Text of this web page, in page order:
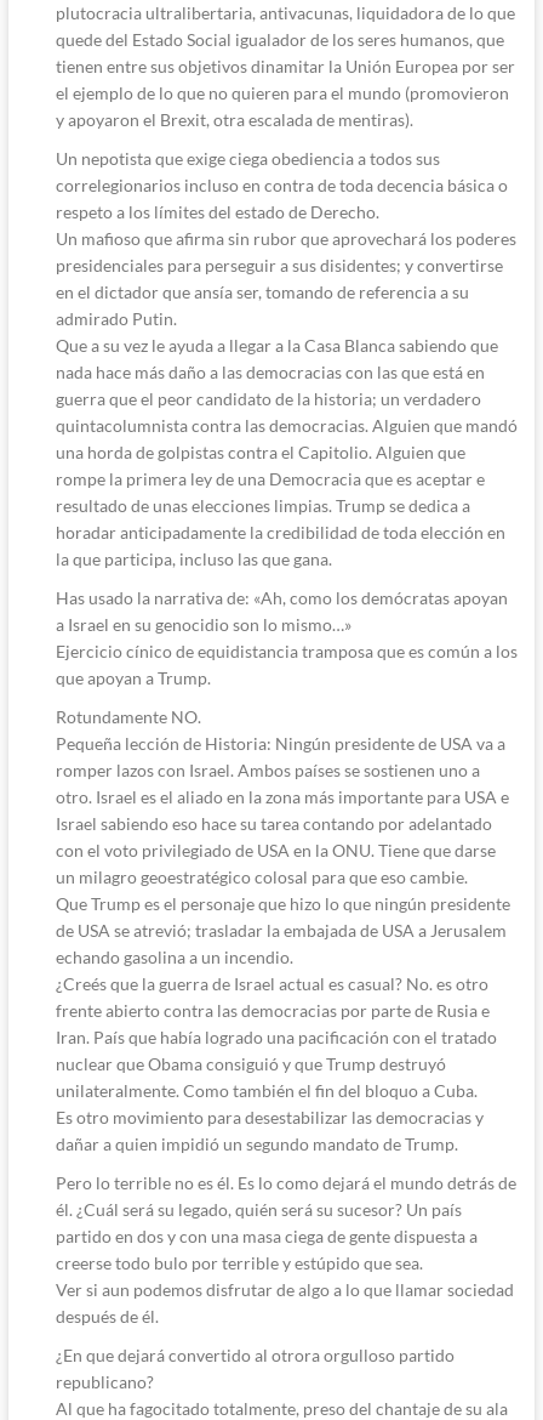
plutocracia ultralibertaria, antivacunas, liquidadora de lo que
quede del Estado Social igualador de los seres humanos, que
tienen entre sus objetivos dinamitar la Unión Europea por ser
el ejemplo de lo que no quieren para el mundo (promovieron
y apoyaron el Brexit, otra escalada de mentiras).
Un nepotista que exige ciega obediencia a todos sus
correlegionarios incluso en contra de toda decencia básica o
respeto a los límites del estado de Derecho.
Un mafioso que afirma sin rubor que aprovechará los poderes
presidenciales para perseguir a sus disidentes; y convertirse
en el dictador que ansía ser, tomando de referencia a su
admirado Putin.
Que a su vez le ayuda a llegar a la Casa Blanca sabiendo que
nada hace más daño a las democracias con las que está en
guerra que el peor candidato de la historia; un verdadero
quintacolumnista contra las democracias. Alguien que mandó
una horda de golpistas contra el Capitolio. Alguien que
rompe la primera ley de una Democracia que es aceptar e
resultado de unas elecciones limpias. Trump se dedica a
horadar anticipadamente la credibilidad de toda elección en
la que participa, incluso las que gana.
Has usado la narrativa de: «Ah, como los demócratas apoyan
a Israel en su genocidio son lo mismo…»
Ejercicio cínico de equidistancia tramposa que es común a los
que apoyan a Trump.
Rotundamente NO.
Pequeña lección de Historia: Ningún presidente de USA va a
romper lazos con Israel. Ambos países se sostienen uno a
otro. Israel es el aliado en la zona más importante para USA e
Israel sabiendo eso hace su tarea contando por adelantado
con el voto privilegiado de USA en la ONU. Tiene que darse
un milagro geoestratégico colosal para que eso cambie.
Que Trump es el personaje que hizo lo que ningún presidente
de USA se atrevió; trasladar la embajada de USA a Jerusalem
echando gasolina a un incendio.
¿Creés que la guerra de Israel actual es casual? No. es otro
frente abierto contra las democracias por parte de Rusia e
Iran. País que había logrado una pacificación con el tratado
nuclear que Obama consiguió y que Trump destruyó
unilateralmente. Como también el fin del bloquo a Cuba.
Es otro movimiento para desestabilizar las democracias y
dañar a quien impidió un segundo mandato de Trump.
Pero lo terrible no es él. Es lo como dejará el mundo detrás de
él. ¿Cuál será su legado, quién será su sucesor? Un país
partido en dos y con una masa ciega de gente dispuesta a
creerse todo bulo por terrible y estúpido que sea.
Ver si aun podemos disfrutar de algo a lo que llamar sociedad
después de él.
¿En que dejará convertido al otrora orgulloso partido
republicano?
Al que ha fagocitado totalmente, preso del chantaje de su ala